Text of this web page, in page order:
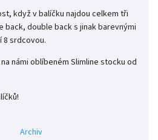
když v balíčku najdou celkem tři
back, double back s jinak barevnými
8 srdcovou.
námi oblíbeném Slimline stocku od
Archiv